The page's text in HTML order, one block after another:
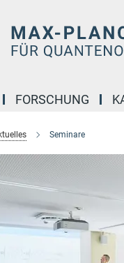
FORSCHUNG
Seminare